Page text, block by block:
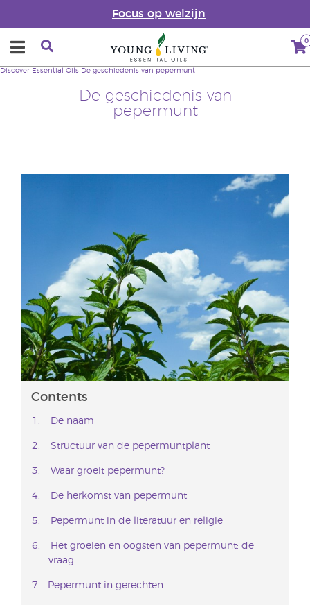
Focus op welzijn
0
De geschiedenis van
pepermunt
Discover Essential Oils De geschiedenis van pepermunt
Contents
De naam
Structuur van de pepermuntplant
Waar groeit pepermunt?
De herkomst van pepermunt
Pepermunt in de literatuur en religie
Het groeien en oogsten van pepermunt: de
vraag
Pepermunt in gerechten